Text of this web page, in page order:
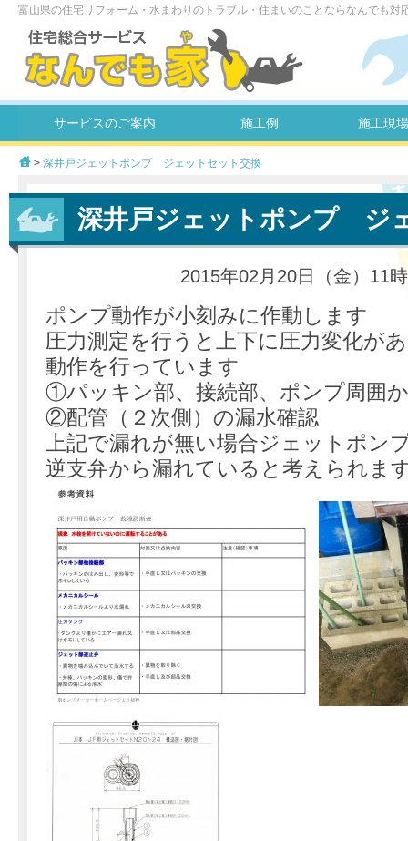
富山県の住宅リフォーム・水まわりのトラブル・住まいのことならなんでも対
サービスのご案内 施工例 施工現
> 深井戸ジェットポンプ ジェットセット交換
深井戸ジェットポンプ ジ
2015年02月20日（金）
ポンプ動作が小刻みに作動します
圧力測定を行うと上下に圧力変化が
動作を行っています
①パッキン部、接続部、ポンプ周囲
②配管（２次側）の漏水確認
上記で漏れが無い場合ジェットポン
逆支弁から漏れていると考えられま